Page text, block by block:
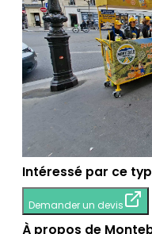
Intéressé par ce
Demander un devis
À propos de